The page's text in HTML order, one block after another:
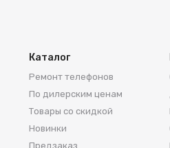
Каталог
Ремонт телефонов
По дилерским ценам
Товары со скидкой
Новинки
Предзаказ